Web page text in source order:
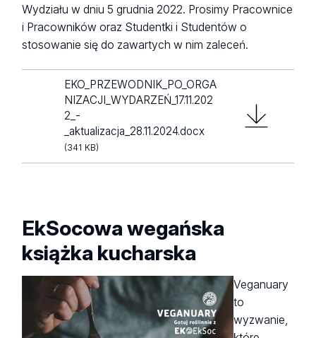
identyfikatorów, wykorzystywanych naczyń, zakupów
usług gastronomicznych i in. materiałów;
Eko-standardy dla gości Wydziału;
GASTRONOMIA:
Bezwzględny zakaz wykorzystywania na Wydziale naczyń
i sztućców jednorazowych;
Korzystanie z wydziałowych sprzętów, szklanek,
dzbanków, termosów, itp. podczas różnych wydarzeń
organizowanych przez koła naukowe/ jednostki
wydziałowe;
Rezygnacja z wody butelkowanej – woda z kranu
serwowana w dzbankach;
Wydziału w dniu 5 grudnia 2022. Prosimy Pracownice
i Pracowników oraz Studentki i Studentów o
stosowanie się do zawartych w nim zaleceń.
EKO_PRZEWODNIK_PO_ORGA
NIZACJI_WYDARZEŃ_17.11.202
2_-
_aktualizacja_28.11.2024.docx
(341 KB)
EkSocowa wegańska
książka kucharska
Veganuary
to
wyzwanie,